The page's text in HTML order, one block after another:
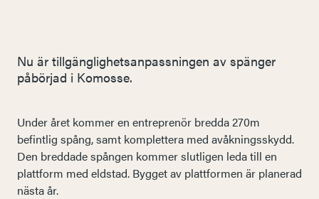
Nu är tillgänglighetsanpassningen av spänger
påbörjad i Komosse.
Under året kommer en entreprenör bredda 270m
befintlig spång, samt komplettera med avåkningsskydd.
Den breddade spången kommer slutligen leda till en
plattform med eldstad. Bygget av plattformen är planerad
nästa år.